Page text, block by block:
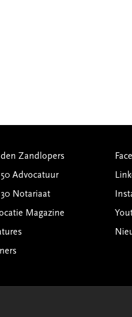
Zandlopers
Advocatuur
Notariaat
Magazine